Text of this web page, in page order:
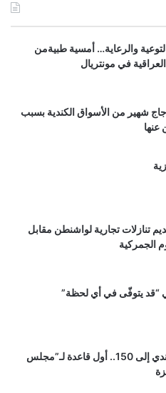
والرعاية… أمسية طبيةمن
في مونتريال
شهير من الأسواق الكندية بسبب
عنها
تنازلات تجارية لواشنطن مقابل
الجمركية
“قد يتوفّى في أي لحظة”
من 5 آلاف جندي إلى 150.. أول قاعدة لـ”مجلس